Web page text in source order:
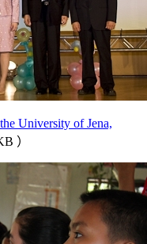
University of Jena,
）